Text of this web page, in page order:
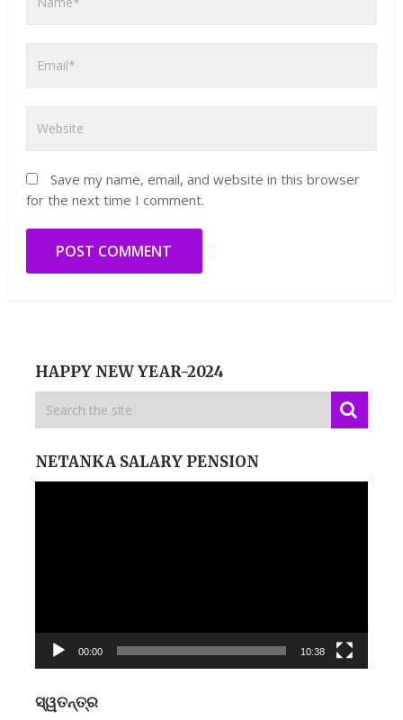
Save my name, email, and website in this browser
for the next time I comment.
HAPPY NEW YEAR-2024
NETANKA SALARY PENSION
00:00 10:38
ସ୍ୱତନ୍ତ୍ର